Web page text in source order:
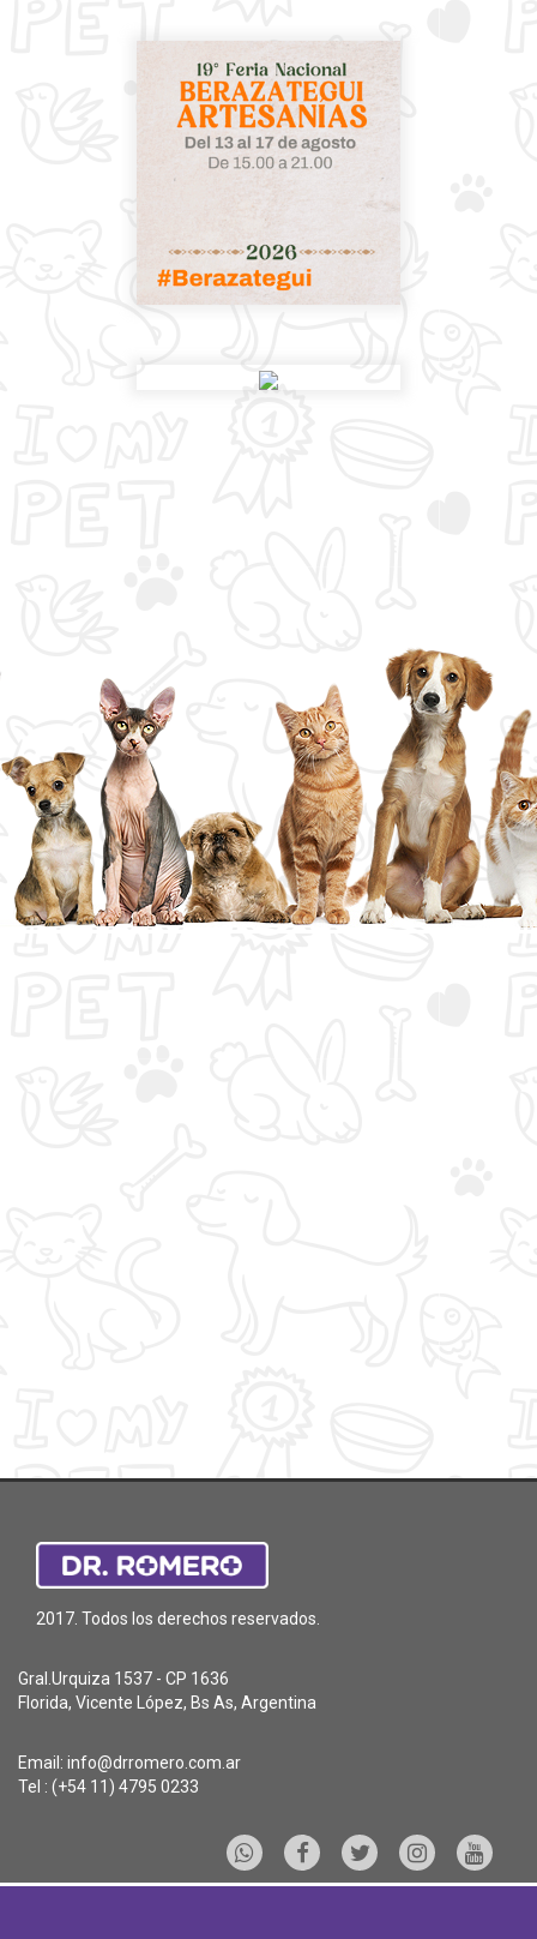
2017. Todos los derechos reservados.
Gral.Urquiza 1537 - CP 1636
Florida, Vicente López, Bs As, Argentina
Email: info@drromero.com.ar
Tel : (+54 11) 4795 0233